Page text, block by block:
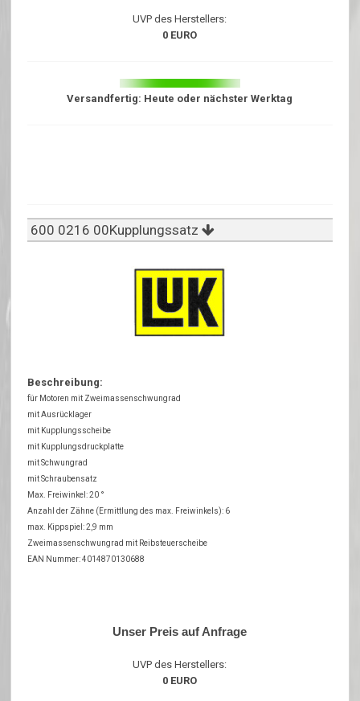
UVP des Herstellers:
0 EURO
Versandfertig: Heute oder nächster Werktag
600 0216 00Kupplungssatz
Beschreibung:
für Motoren mit Zweimassenschwungrad
mit Ausrücklager
mit Kupplungsscheibe
mit Kupplungsdruckplatte
mit Schwungrad
mit Schraubensatz
Max. Freiwinkel: 20 °
Anzahl der Zähne (Ermittlung des max. Freiwinkels): 6
max. Kippspiel: 2,9 mm
Zweimassenschwungrad mit Reibsteuerscheibe
EAN Nummer: 4014870130688
Unser Preis auf Anfrage
UVP des Herstellers:
0 EURO